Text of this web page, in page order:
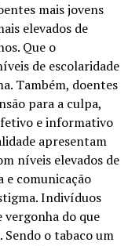
mais jovens
elevados de
Que o
de escolaridade
Também, doentes
para a culpa,
e informativo
apresentam
níveis elevados de
e comunicação
Indivíduos
do que
Sendo o tabaco um